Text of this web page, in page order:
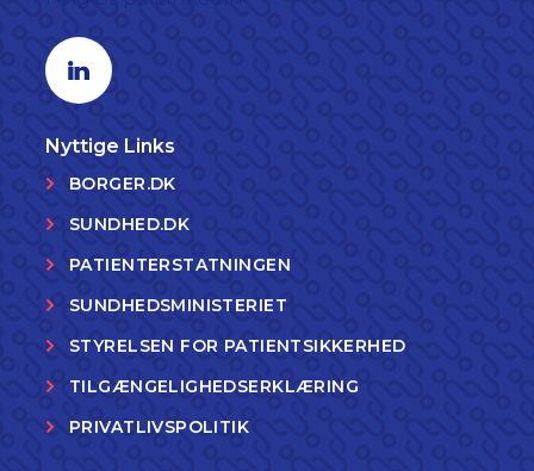
Linkedin profil
Nyttige Links
BORGER.DK
SUNDHED.DK
PATIENTERSTATNINGEN
SUNDHEDSMINISTERIET
STYRELSEN FOR PATIENTSIKKERHED
TILGÆNGELIGHEDSERKLÆRING
PRIVATLIVSPOLITIK